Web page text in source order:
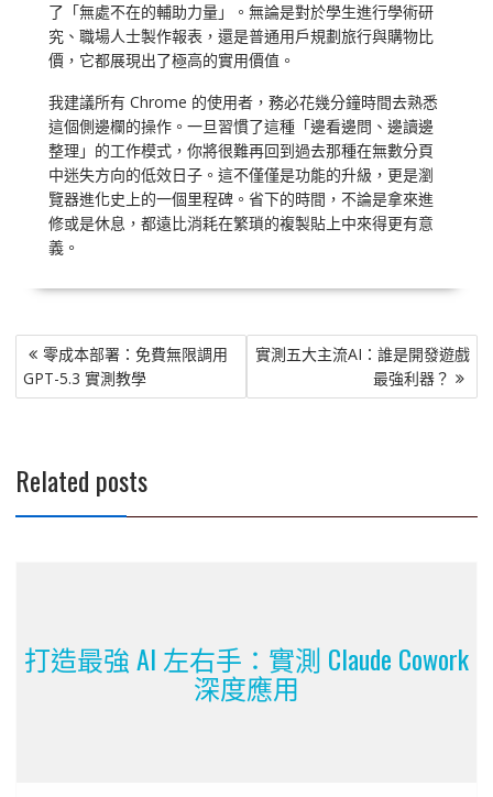
了「無處不在的輔助力量」。無論是對於學生進行學術研
究、職場人士製作報表，還是普通用戶規劃旅行與購物比
價，它都展現出了極高的實用價值。
我建議所有 Chrome 的使用者，務必花幾分鐘時間去熟悉
這個側邊欄的操作。一旦習慣了這種「邊看邊問、邊讀邊
整理」的工作模式，你將很難再回到過去那種在無數分頁
中迷失方向的低效日子。這不僅僅是功能的升級，更是瀏
覽器進化史上的一個里程碑。省下的時間，不論是拿來進
修或是休息，都遠比消耗在繁瑣的複製貼上中來得更有意
義。
文
章
導
零成本部署：免費無限調用
GPT-5.3 實測教學
實測五大主流AI：誰是開發遊戲
最強利器？
Related posts
打造最強 AI 左右手：實測 Claude Cowork
深度應用